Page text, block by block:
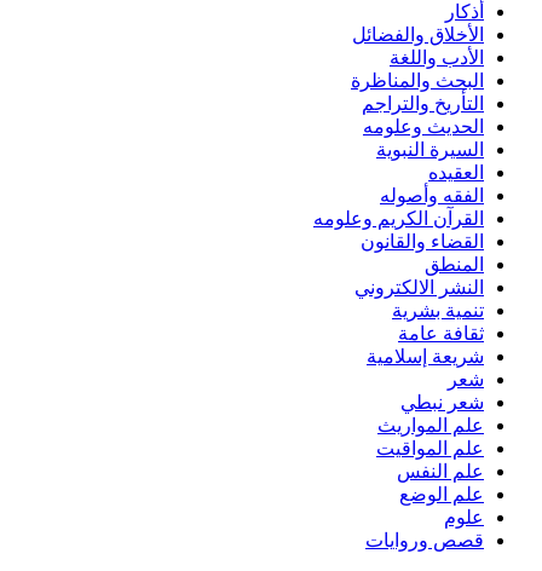
أذكار
الأخلاق والفضائل
الأدب واللغة
البحث والمناظرة
التأريخ والتراجم
الحديث وعلومه
السيرة النبوية
العقيده
الفقه وأصوله
القرآن الكريم وعلومه
القضاء والقانون
المنطق
النشر الالكتروني
تنمية بشرية
ثقافة عامة
شريعة إسلامية
شعر
شعر نبطي
علم المواريث
علم المواقيت
علم النفس
علم الوضع
علوم
قصص وروايات